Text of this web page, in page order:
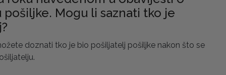
pošiljke. Mogu li saznati tko je
doznati tko je bio pošiljatelj pošiljke nakon što se